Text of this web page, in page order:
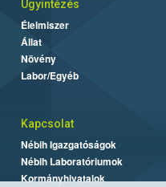
Ügyintézés
Élelmiszer
Állat
Növény
Labor/Egyéb
Kapcsolat
Nébih Igazgatóságok
Nébih Laboratóriumok
Kormányhivatalok